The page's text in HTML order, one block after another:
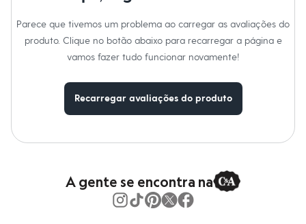
Roupas
Bermudas
Camisas
Casacos e Jaquetas
Bolsas e Mochilas
Chapéus e Bonés
Parece que tivemos um problema ao carregar as avaliações do
produto. Clique no botão abaixo para recarregar a página e
vamos fazer tudo funcionar novamente!
Recarregar avaliações do produto
A gente se encontra na